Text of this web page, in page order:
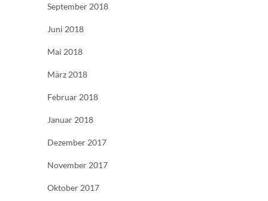
September 2018
Juni 2018
Mai 2018
März 2018
Februar 2018
Januar 2018
Dezember 2017
November 2017
Oktober 2017